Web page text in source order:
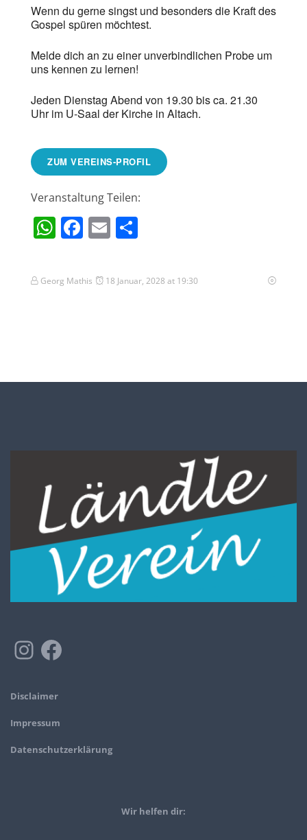
Wenn du gerne singst und besonders die Kraft des
Gospel spüren möchtest.
Melde dich an zu einer unverbindlichen Probe um
uns kennen zu lernen!
Jeden Dienstag Abend von 19.30 bis ca. 21.30
Uhr im U-Saal der Kirche in Altach.
ZUM VEREINS-PROFIL
Veranstaltung Teilen:
WhatsApp
Facebook
Email
Georg Mathis 18 Januar, 2028 at 19:30
Disclaimer
Impressum
Datenschutzerklärung
Wir helfen dir: